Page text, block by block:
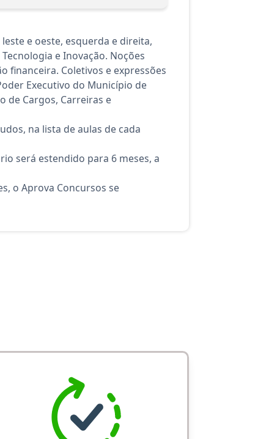
e oeste, esquerda e direita,
e Inovação. Noções
financeira. Coletivos e expressões
Executivo do Município de
de Cargos, Carreiras e
na lista de aulas de cada
será estendido para 6 meses, a
o Aprova Concursos se